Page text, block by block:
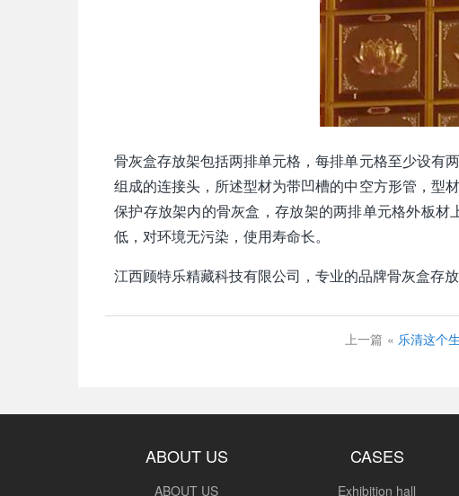
骨灰盒存放架包括两排单元格，每排单元格至少设有
组成的连接头，所述型材为带凹槽的中空方形管，型
保护存放架内的骨灰盒，存放架的两排单元格外板
低，对环境无污染，使用寿命长。
江西顾特乐精藏科技有限公司，专业的品牌骨灰盒存
上一篇 « 乐清这个
ABOUT US
ABOUT US
CASES
Exhibition hall